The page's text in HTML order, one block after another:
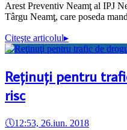
Arest Preventiv Neamţ al IPJ
Târgu Neamţ, care poseda
Citeşte articolul▸
Reţinuţi pentru
risc
🕔12:53, 26.iun. 2018